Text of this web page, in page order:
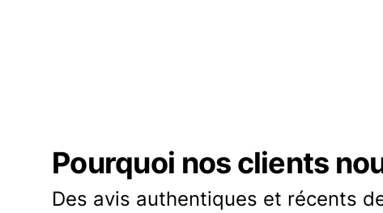
Pourquoi nos clients
Des avis authentiques et récents